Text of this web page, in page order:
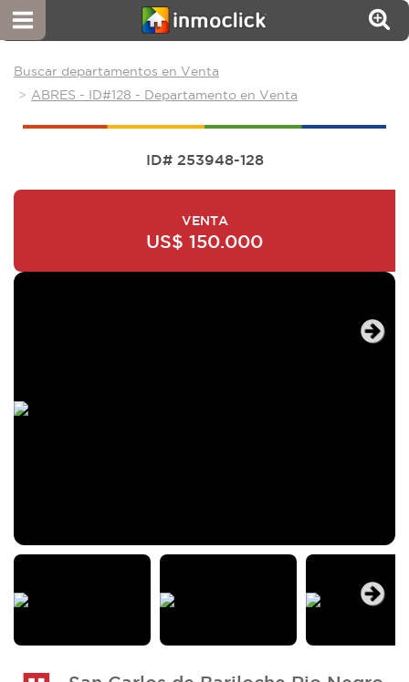
Buscar departamentos en Venta
ABRES - ID#128 - Departamento en Venta
ID# 253948-128
VENTA
US$ 150.000